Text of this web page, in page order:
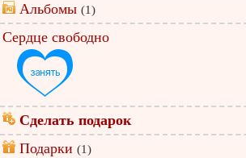
Альбомы (1)
Сердце свободно
Сделать подарок
Подарки (1)